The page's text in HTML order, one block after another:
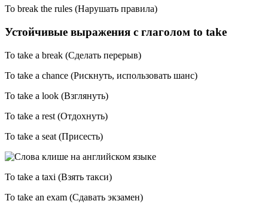
To break the rules (Нарушать правила)
Устойчивые выражения с глаголом to take
To take a break (Сделать перерыв)
To take a chance (Рискнуть, использовать шанс)
To take a look (Взглянуть)
To take a rest (Отдохнуть)
To take a seat (Присесть)
To take a taxi (Взять такси)
To take an exam (Сдавать экзамен)